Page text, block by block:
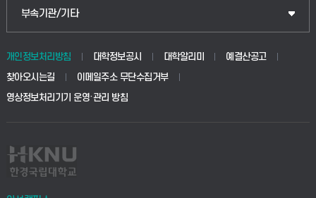
부속기관/기타
개인정보처리방침 대학정보공시 대학알리미
예결산공고
찾아오시는길
이메일주소 무단수집거부
영상정보처리기기 운영·관리 방침